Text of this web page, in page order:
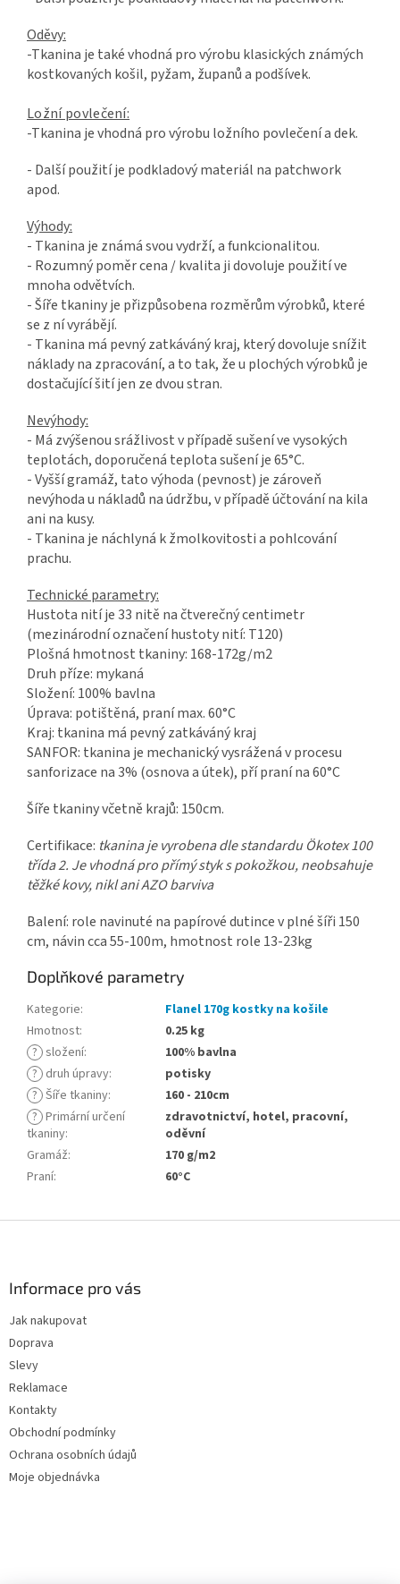
Oděvy:
-Tkanina je také vhodná pro výrobu klasických známých
kostkovaných košil, pyžam, županů a podšívek.
Ložní povlečení:
-Tkanina je vhodná pro výrobu ložního povlečení a dek.
- Další použití je podkladový materiál na patchwork
apod.
Výhody:
- Tkanina je známá svou vydrží, a funkcionalitou.
- Rozumný poměr cena / kvalita ji dovoluje použití ve
mnoha odvětvích.
- Šíře tkaniny je přizpůsobena rozměrům výrobků, které
se z ní vyrábějí.
- Tkanina má pevný zatkáváný kraj, který dovoluje snížit
náklady na zpracování, a to tak, že u plochých výrobků je
dostačující šití jen ze dvou stran.
Nevýhody:
- Má zvýšenou srážlivost v případě sušení ve vysokých
teplotách, doporučená teplota sušení je 65°C.
- Vyšší gramáž, tato výhoda (pevnost) je zároveň
nevýhoda u nákladů na údržbu, v případě účtování na kila
ani na kusy.
- Tkanina je náchlyná k žmolkovitosti a pohlcování
prachu.
Technické parametry:
Hustota nití je 33 nitě na čtverečný centimetr
(mezinárodní označení hustoty nití: T120)
Plošná hmotnost tkaniny: 168-172g/m2
Druh příze: mykaná
Složení: 100% bavlna
Úprava: potištěná, praní max. 60°C
Kraj: tkanina má pevný zatkáváný kraj
SANFOR: tkanina je mechanický vysrážená v procesu
sanforizace na 3% (osnova a útek), pří praní na 60°C
Šíře tkaniny včetně krajů: 150cm.
Certifikace: tkanina je vyrobena dle standardu Ökotex 100
třída 2. Je vhodná pro přímý styk s pokožkou, neobsahuje
těžké kovy, nikl ani AZO barviva
Balení: role navinuté na papírové dutince v plné šíři 150
cm, návin cca 55-100m, hmotnost role 13-23kg
Doplňkové parametry
Kategorie:
Flanel 170g kostky na košile
Hmotnost:
0.25 kg
? složení:
100% bavlna
? druh úpravy:
potisky
? Šíře tkaniny:
160 - 210cm
? Primární určení
tkaniny:
zdravotnictví, hotel, pracovní,
oděvní
Gramáž:
170 g/m2
Praní: 60°C
Informace pro vás
Jak nakupovat
Doprava
Slevy
Reklamace
Kontakty
Obchodní podmínky
Ochrana osobních údajů
Moje objednávka